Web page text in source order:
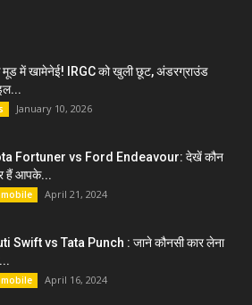
में खामेनेई! IRGC को खुली छूट, अंडरग्राउंड
January 10, 2026
Fortuner vs Ford Endeavour: देखें कौन
हैं आपके...
April 21, 2024
Swift vs Tata Punch : जाने कौनसी कार लेना
April 16, 2024